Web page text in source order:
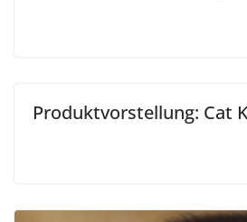
Produktvorstellung: Cat